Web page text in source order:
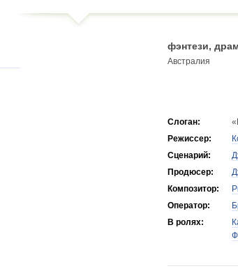
фэнтези,
Австралия
Слоган:
Режиссер:
Сценарий:
Продюсер:
Композитор:
Оператор:
В ролях: